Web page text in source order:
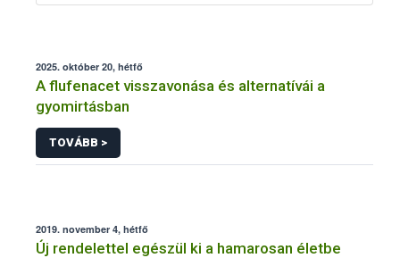
2025. október 20, hétfő
A flufenacet visszavonása és alternatívái a
gyomirtásban
TOVÁBB >
2019. november 4, hétfő
Új rendelettel egészül ki a hamarosan életbe